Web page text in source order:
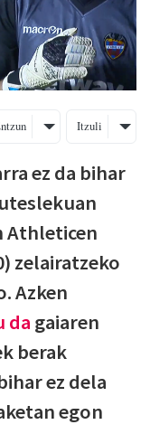
Itzuli
ez da bihar
Athleticen
zelairatzeko
Azken
da gaiaren
berak
ez dela
egon